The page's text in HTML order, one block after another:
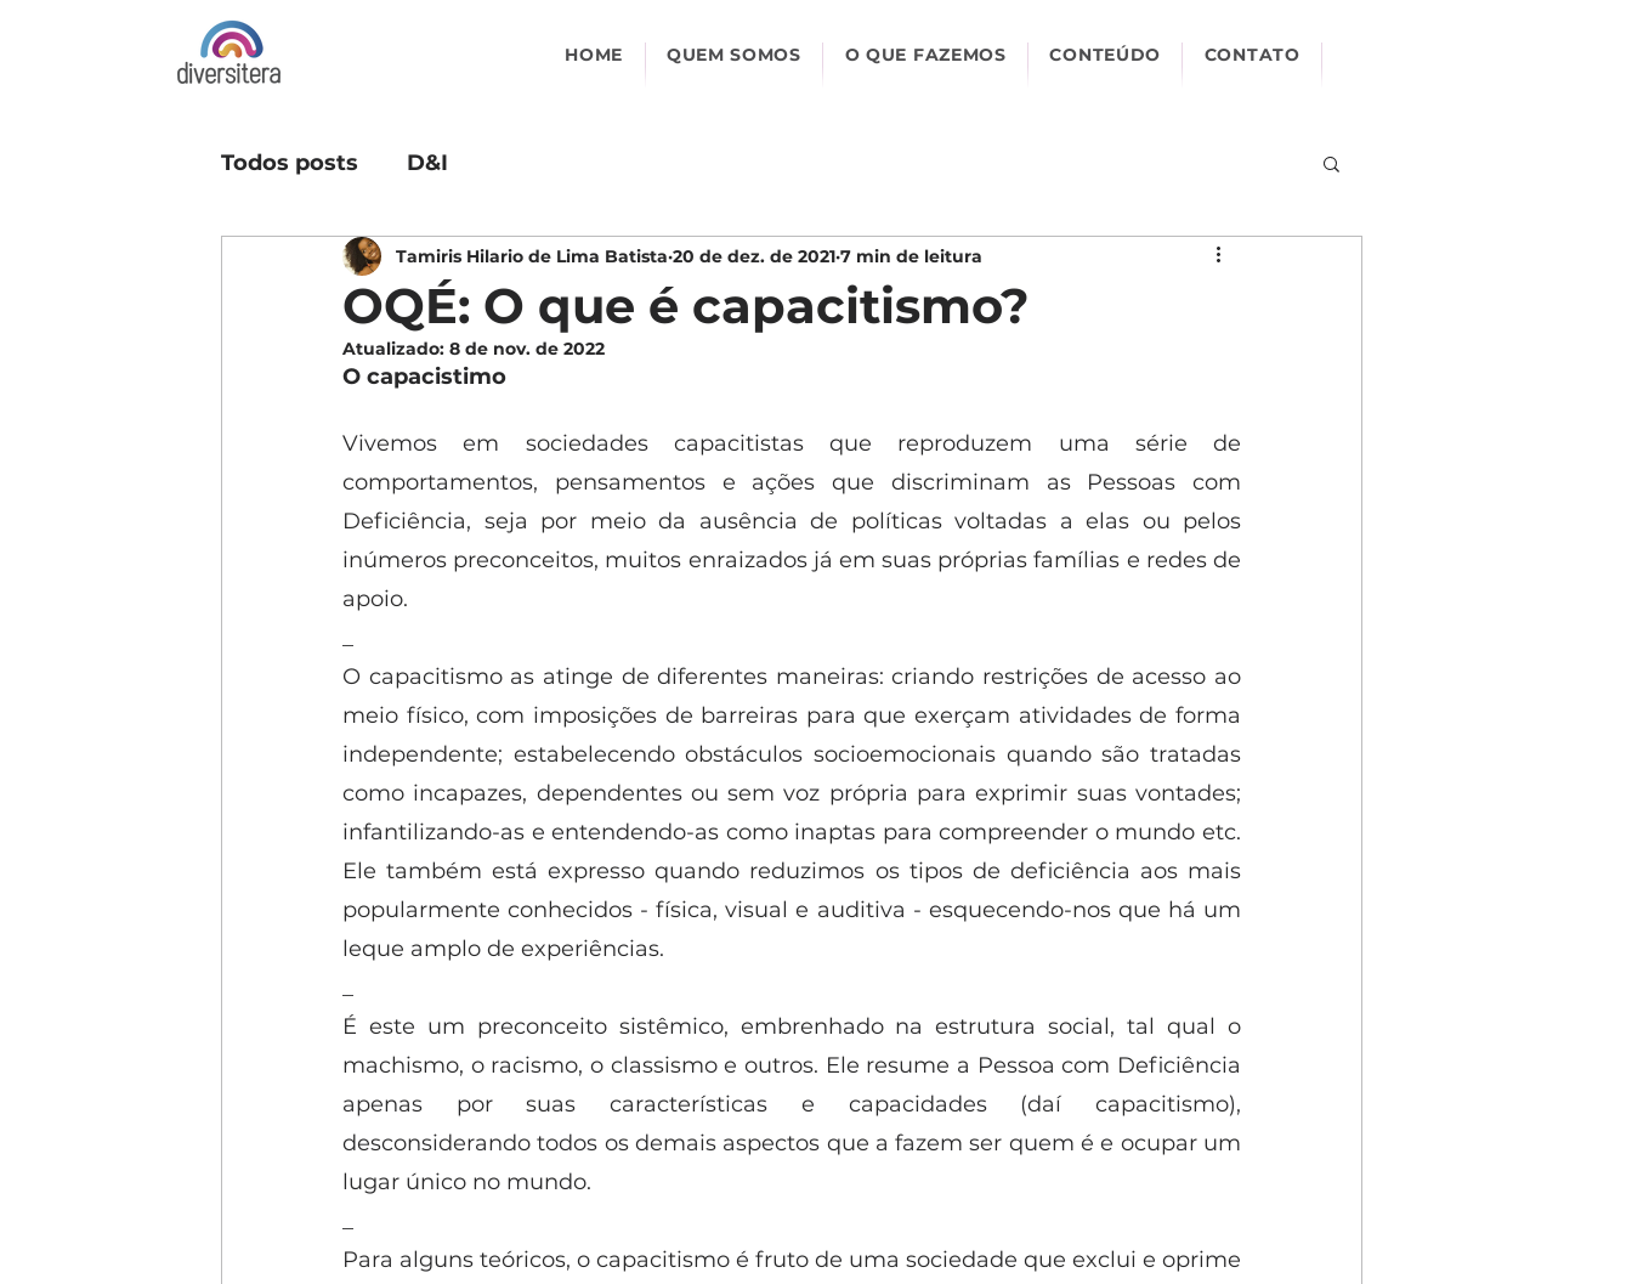
HOME QUEM SOMOS O QUE FAZEMOS CONTEÚDO CONTATO
Todos posts D&I
OQÉ: O que é capacitismo?
Tamiris Hilario de Lima Batista 20 de dez. de 2021 7 min de leitura
Atualizado: 8 de nov. de 2022
O capacistimo
Vivemos em sociedades capacitistas que reproduzem uma série de
comportamentos, pensamentos e ações que discriminam as Pessoas com
Deficiência, seja por meio da ausência de políticas voltadas a elas ou pelos
inúmeros preconceitos, muitos enraizados já em suas próprias famílias e redes de
apoio.
O capacitismo as atinge de diferentes maneiras: criando restrições de acesso ao
meio físico, com imposições de barreiras para que exerçam atividades de forma
independente; estabelecendo obstáculos socioemocionais quando são tratadas
como incapazes, dependentes ou sem voz própria para exprimir suas vontades;
infantilizando-as e entendendo-as como inaptas para compreender o mundo etc.
Ele também está expresso quando reduzimos os tipos de deficiência aos mais
popularmente conhecidos - física, visual e auditiva - esquecendo-nos que há um
leque amplo de experiências.
É este um preconceito sistêmico, embrenhado na estrutura social, tal qual o
machismo, o racismo, o classismo e outros. Ele resume a Pessoa com Deficiência
apenas por suas características e capacidades (daí capacitismo),
desconsiderando todos os demais aspectos que a fazem ser quem é e ocupar um
lugar único no mundo.
Para alguns teóricos, o capacitismo é fruto de uma sociedade que exclui e oprime